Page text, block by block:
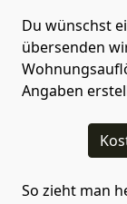
Du wünschst
übersenden
Angaben
So zieht man